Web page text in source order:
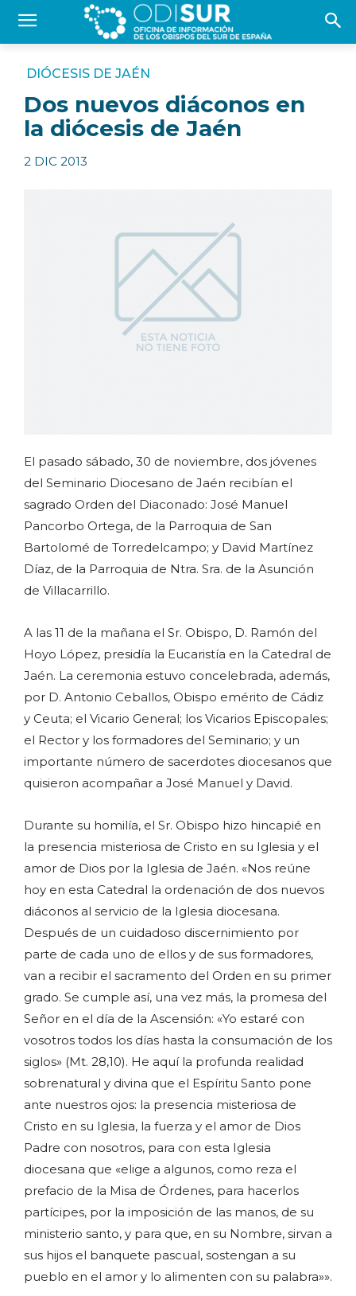
DIÓCESIS DE JAÉN
Dos nuevos diáconos en
la diócesis de Jaén
2 DIC 2013
El pasado sábado, 30 de noviembre, dos jóvenes
del Seminario Diocesano de Jaén recibían el
sagrado Orden del Diaconado: José Manuel
Pancorbo Ortega, de la Parroquia de San
Bartolomé de Torredelcampo; y David Martínez
Díaz, de la Parroquia de Ntra. Sra. de la Asunción
de Villacarrillo.
A las 11 de la mañana el Sr. Obispo, D. Ramón del
Hoyo López, presidía la Eucaristía en la Catedral de
Jaén. La ceremonia estuvo concelebrada, además,
por D. Antonio Ceballos, Obispo emérito de Cádiz
y Ceuta; el Vicario General; los Vicarios Episcopales;
el Rector y los formadores del Seminario; y un
importante número de sacerdotes diocesanos que
quisieron acompañar a José Manuel y David.
Durante su homilía, el Sr. Obispo hizo hincapié en
la presencia misteriosa de Cristo en su Iglesia y el
amor de Dios por la Iglesia de Jaén. «Nos reúne
hoy en esta Catedral la ordenación de dos nuevos
diáconos al servicio de la Iglesia diocesana.
Después de un cuidadoso discernimiento por
parte de cada uno de ellos y de sus formadores,
van a recibir el sacramento del Orden en su primer
grado. Se cumple así, una vez más, la promesa del
Señor en el día de la Ascensión: «Yo estaré con
vosotros todos los días hasta la consumación de los
siglos» (Mt. 28,10). He aquí la profunda realidad
sobrenatural y divina que el Espíritu Santo pone
ante nuestros ojos: la presencia misteriosa de
Cristo en su Iglesia, la fuerza y el amor de Dios
Padre con nosotros, para con esta Iglesia
diocesana que «elige a algunos, como reza el
prefacio de la Misa de Órdenes, para hacerlos
partícipes, por la imposición de las manos, de su
ministerio santo, y para que, en su Nombre, sirvan a
sus hijos el banquete pascual, sostengan a su
pueblo en el amor y lo alimenten con su palabra»».